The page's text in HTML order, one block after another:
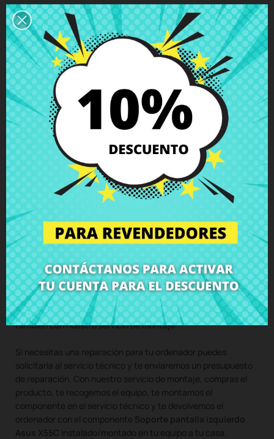
Descripción
Detalles del producto
Grados
Soporte pantalla izquierdo Asus
X55C
con tornillos incluidos
CompraSoporte pantalla izquierdo Asus X55Cal mejor
precio en CRParts - PRODUCTO USADO ORIGINAL - disponible
también con nuestro servicio de montaje.
Si necesitas una reparación para tu ordenador puedes
solicitarla al servicio técnico y te enviaremos un presupuesto
de reparación. Con nuestro servicio de montaje, compras el
producto, te recogemos el equipo, te montamos el
componente en el servicio técnico y te devolvemos el
ordenador con el componente Soporte pantalla izquierdo
Asus X55C instalado/montado en tu equipo a tu casa.